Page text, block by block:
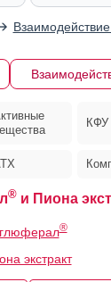
КФУ
®и Пиона
®
экстракт